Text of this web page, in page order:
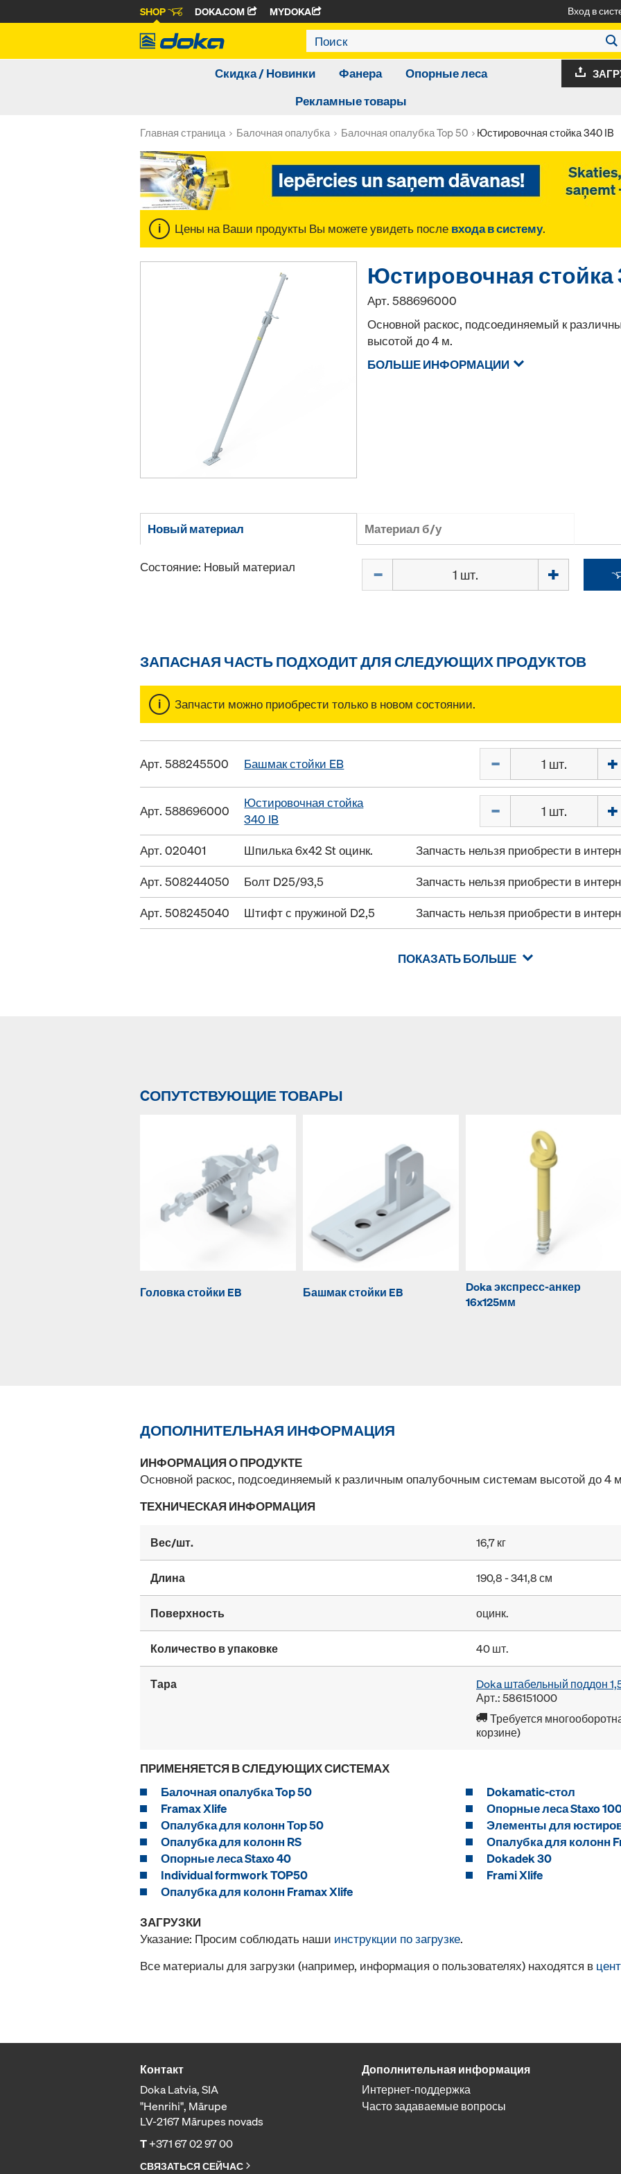
SHOP DOKA.COM MYDOKA Вход в
Скидка / Новинки Фанера
Опорные леса
Рекламные товары
Главная страница Балочная опалубка Балочная опалубка Top 50 Юстировочная стойка 340 IB
Цены на Ваши продукты Вы можете увидеть после входа в систему.
Юстировочная стойка
Арт.588696000
Основной раскос, подсоединяемый к
высотой до 4 м.
БОЛЬШЕ ИНФОРМАЦИИ
Новый материал Материал б/у
Состояние: Новый материал
ЗАПАСНАЯ ЧАСТЬ ПОДХОДИТ ДЛЯ СЛЕДУЮЩИХ ПРОДУКТОВ
Запчасти можно приобрести только в новом состоянии.
Арт. 588245500 Башмак стойки EB
Арт. 588696000
Юстировочная стойка
340 IB
Арт. 020401 Шпилька 6x42 St оцинк.
Запчасть нельзя приобрести в
Арт. 508244050
Болт D25/93,5
Запчасть нельзя приобрести в
Арт. 508245040
Штифт с пружиной D2,5 Запчасть нельзя приобрести в
ПОКАЗАТЬ БОЛЬШЕ
CОПУТСТВУЮЩИЕ ТОВАРЫ
Головка стойки EB Башмак стойки EB
Doka экспресс-анкер
16x125мм
ДОПОЛНИТЕЛЬНАЯ ИНФОРМАЦИЯ
ИНФОРМАЦИЯ О ПРОДУКТЕ
Основной раскос, подсоединяемый к различным опалубочным системам высотой до 4
ТЕХНИЧЕСКАЯ ИНФОРМАЦИЯ
Вес/шт. 16,7 кг
Длина 190,8 - 341,8 см
Поверхность оцинк.
Количество в упаковке 40 шт.
Тара
Doka штабельный поддон
Арт.: 586151000
Требуется
корзине)
ПРИМЕНЯЕТСЯ В СЛЕДУЮЩИХ СИСТЕМАХ
Балочная опалубка Top 50
Dokamatic-стол
Framax Xlife
Опорные леса Staxo
Опалубка для колонн Тоp 50
Элементы для
Опалубка для колонн RS
Опалубка для колонн
Опорные леса Staxo 40
Dokadek 30
Individual formwork TOP50
Frami Xlife
Опалубка для колонн Framax Xlife
ЗАГРУЗКИ
Указание: Просим соблюдать наши инструкции по загрузке.
Все материалы для загрузки (например, информация о пользователях) находятся в
Контакт
Doka Latvia, SIA
"Henrihi", Mārupe
LV-2167 Mārupes novads
T+371 67 02 97 00
СВЯЗАТЬСЯ СЕЙЧАС
Дополнительная информация
Интернет-поддержка
Часто задаваемые вопросы